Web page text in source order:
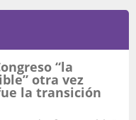
“la
otra vez
la transición